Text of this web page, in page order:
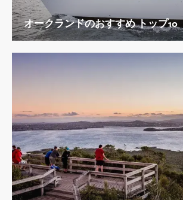
オークランドのおすすめ トップ10